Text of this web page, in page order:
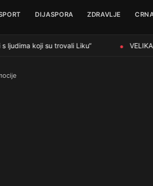
DIJASPORA ZDRAVLJE
koji su trovali Liku“